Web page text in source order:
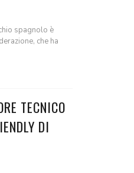
spagnolo è
che ha
TECNICO
DI